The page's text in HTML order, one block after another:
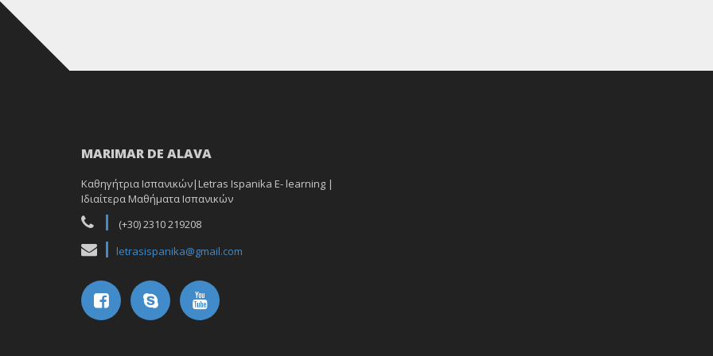
MARIMAR DE ALAVA
Καθηγήτρια Ισπανικών|Letras Ispanika E- learning |
Ιδιαίτερα Μαθήματα Ισπανικών
(+30) 2310 219208
letrasispanika@gmail.com